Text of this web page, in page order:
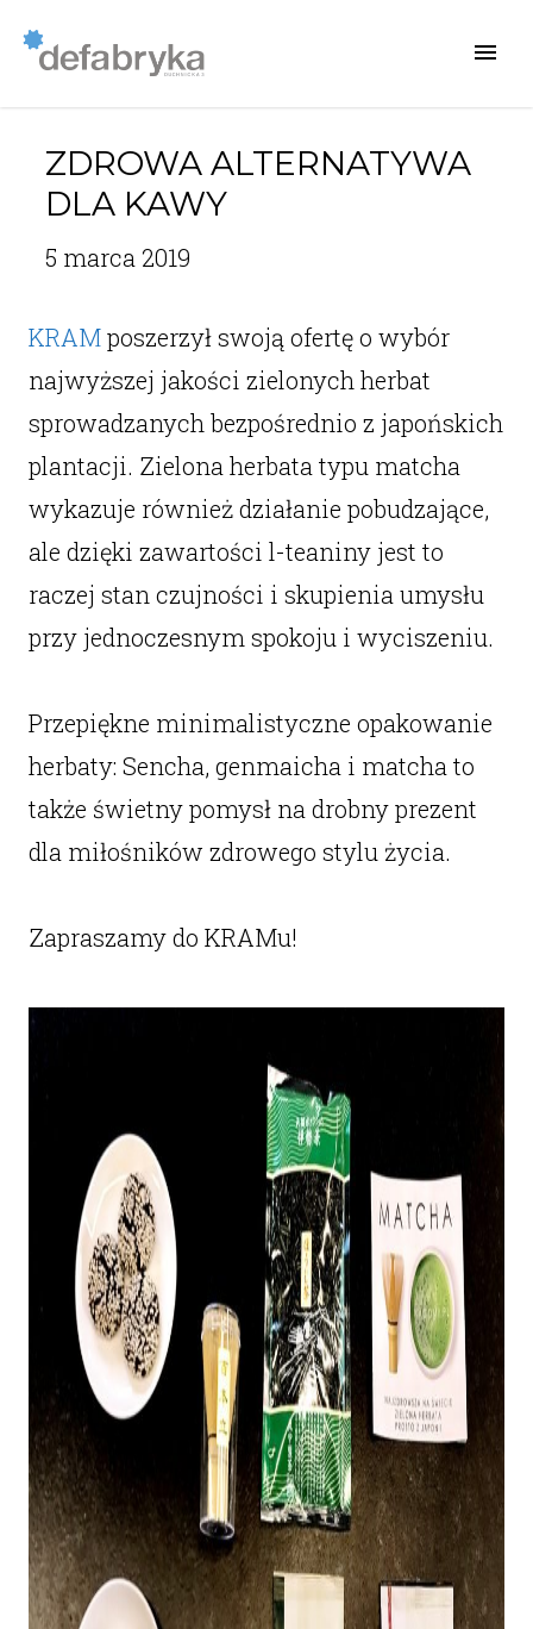
ZDROWA ALTERNATYWA
DLA KAWY
5 marca 2019
KRAMposzerzył swoją ofertę o wybór
najwyższej jakości zielonych herbat
sprowadzanych bezpośrednio z japońskich
plantacji. Zielona herbata typu matcha
wykazuje również działanie pobudzające,
ale dzięki zawartości l-teaniny jest to
raczej stan czujności i skupienia umysłu
przy jednoczesnym spokoju i wyciszeniu.
Przepiękne minimalistyczne opakowanie
herbaty: Sencha, genmaicha i matcha to
także świetny pomysł na drobny prezent
dla miłośników zdrowego stylu życia.
Zapraszamy do KRAMu!